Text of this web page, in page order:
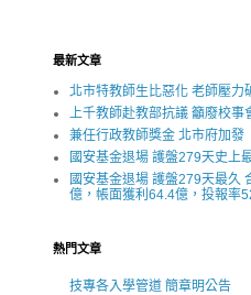
最新文章
北市特教師生比惡化 老師壓力
上千教師赴教部抗議 籲廢校事
兼任行政教師獎金 北市府加發
國安基金退場 護盤279天史上
國安基金退場 護盤279天最久
億，帳面獲利64.4億，投報率
熱門文章
技專各入學管道 簡章明公告